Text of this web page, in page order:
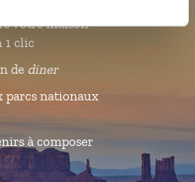
votre maison
1 clic
de diner
parcs nationaux
à composer